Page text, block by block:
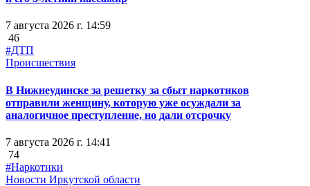
7 августа 2026 г. 14:59
46
#ДТП
Происшествия
В Нижнеудинске за решетку за сбыт наркотиков
отправили женщину, которую уже осуждали за
аналогичное преступление, но дали отсрочку
7 августа 2026 г. 14:41
74
#Наркотики
Новости Иркутской области